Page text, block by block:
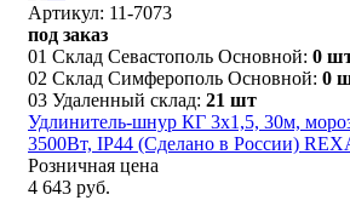
Артикул: 11-7073
под заказ
01 Склад Севастополь Основной: 0
02 Склад Симферополь Основной: 0
03 Удаленный склад: 21 шт
Удлинитель-шнур КГ 3х1,5, 30м,
3500Вт, IP44 (Сделано в России)
Розничная цена
4 643 руб.